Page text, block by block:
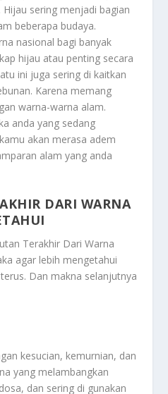
sering menjadi bagian
beberapa budaya.
nasional bagi banyak
hijau atau penting secara
ini juga sering di kaitkan
Karena memang
warna-warna alam.
anda yang sedang
akan merasa adem
alam yang anda
DARI WARNA
Terakhir Dari Warna
agar lebih mengetahui
Dan makna selanjutnya
kesucian, kemurnian, dan
yang melambangkan
dan sering di gunakan